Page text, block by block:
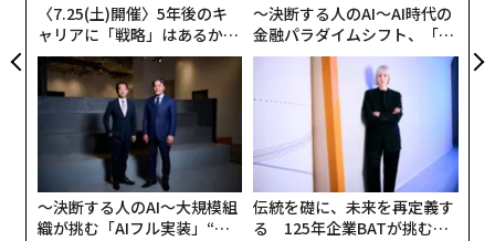
〈7.25(土)開催〉5年後のキ
ャリアに「戦略」はあるか。
トップエグゼクティブのキャ
リアに触れる1日│CAREER S
UMMIT 2026
〜決断する人のAI〜AI時代の
金融パラダイムシフト、「超
個別化」の核心 【MUFG×ウ
ェルスナビ×PwC】
〜決断する人のAI〜大規模組
織が挑む「AIフル実装」“使
伝統を礎に、未来を再定義す
る 125年企業BATが挑むス